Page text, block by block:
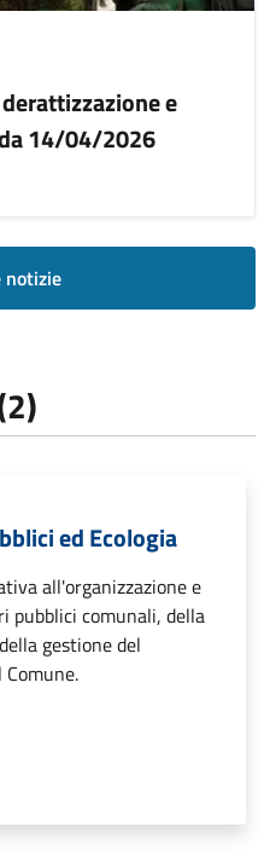
e
14/04/2026
notizie
ed Ecologia
all'organizzazione e
pubblici comunali, della
gestione del